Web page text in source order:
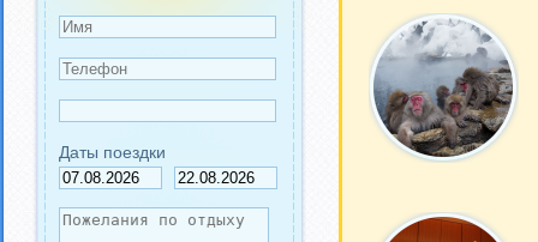
Даты поездки